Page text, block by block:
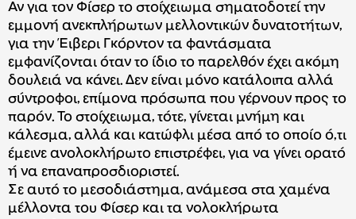
Αν για τον Φίσερ το στοίχειωμα σηματοδοτεί την
εμμονή ανεκπλήρωτων μελλοντικών δυνατοτήτων,
για την Έιβερι Γκόρντον τα φαντάσματα
εμφανίζονται όταν το ίδιο το παρελθόν έχει ακόμη
δουλειά να κάνει. Δεν είναι μόνο κατάλοιπα αλλά
σύντροφοι, επίμονα πρόσωπα που γέρνουν προς το
παρόν. Το στοίχειωμα, τότε, γίνεται μνήμη και
κάλεσμα, αλλά και κατώφλι μέσα από το οποίο ό,τι
έμεινε ανολοκλήρωτο επιστρέφει, για να γίνει ορατό
ή να επαναπροσδιοριστεί.
Σε αυτό το μεσοδιάστημα, ανάμεσα στα χαμένα
μέλλοντα του Φίσερ και τα νολοκλήρωτα